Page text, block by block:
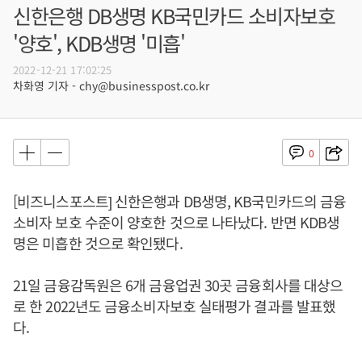
신한은행 DB생명 KB국민카드 소비자보호
'양호', KDB생명 '미흡'
2022-12-21 17:02:25
차화영 기자 - chy@businesspost.co.kr
0
[비즈니스포스트] 신한은행과 DB생명, KB국민카드의 금융
소비자 보호 수준이 양호한 것으로 나타났다. 반면 KDB생
명은 미흡한 것으로 확인됐다.
21일 금융감독원은 6개 금융업권 30곳 금융회사를 대상으
로 한 2022년도 금융소비자보호 실태평가 결과를 발표했
다.